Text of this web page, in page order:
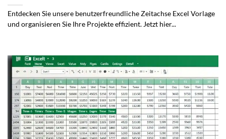
Entdecken Sie unsere benutzerfreundliche Zeitachse Excel Vorlage
und organisieren Sie Ihre Projekte effizient. Jetzt hier...